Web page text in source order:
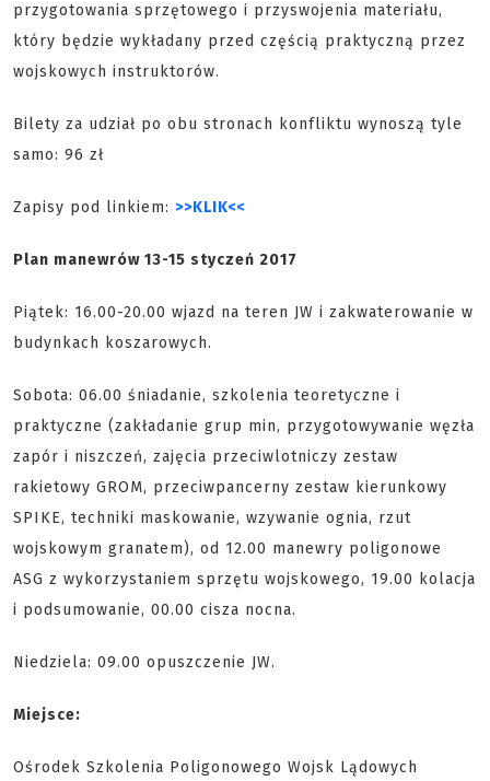
przygotowania sprzętowego i przyswojenia materiału,
który będzie wykładany przed częścią praktyczną przez
wojskowych instruktorów.
Bilety za udział po obu stronach konfliktu wynoszą tyle
samo: 96 zł
Zapisy pod linkiem: >>KLIK<<
Plan manewrów 13-15 styczeń 2017
Piątek: 16.00-20.00 wjazd na teren JW i zakwaterowanie w
budynkach koszarowych.
Sobota: 06.00 śniadanie, szkolenia teoretyczne i
praktyczne (zakładanie grup min, przygotowywanie węzła
zapór i niszczeń, zajęcia przeciwlotniczy zestaw
rakietowy GROM, przeciwpancerny zestaw kierunkowy
SPIKE, techniki maskowanie, wzywanie ognia, rzut
wojskowym granatem), od 12.00 manewry poligonowe
ASG z wykorzystaniem sprzętu wojskowego, 19.00 kolacja
i podsumowanie, 00.00 cisza nocna.
Niedziela: 09.00 opuszczenie JW.
Miejsce:
Ośrodek Szkolenia Poligonowego Wojsk Lądowych